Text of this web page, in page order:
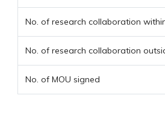
No. of research collaboration
No. of research collaboration
No. of MOU signed